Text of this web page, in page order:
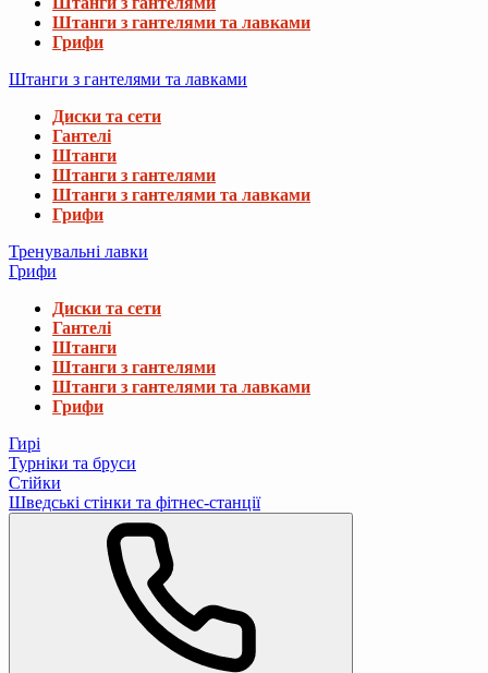
Штанги з гантелями та лавками
Грифи
Штанги з гантелями та лавками
Диски та сети
Гантелі
Штанги
Штанги з гантелями
Штанги з гантелями та лавками
Грифи
Тренувальні лавки
Грифи
Диски та сети
Гантелі
Штанги
Штанги з гантелями
Штанги з гантелями та лавками
Грифи
Гирі
Турніки та бруси
Стійки
Шведські стінки та фітнес-станції